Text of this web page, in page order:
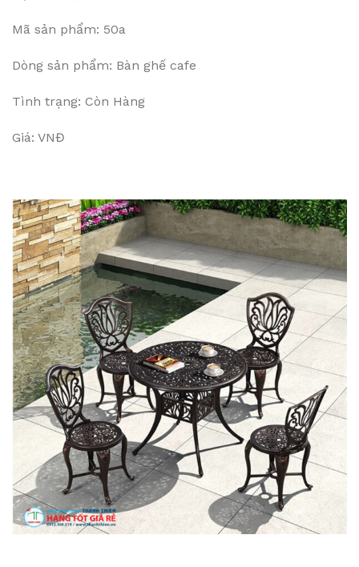
Mã sản phẩm: 50a
Dòng sản phẩm: Bàn ghế cafe
Tình trạng: Còn Hàng
Giá: VNĐ